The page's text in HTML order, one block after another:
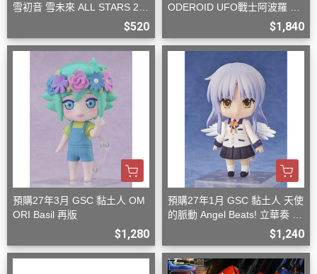
雪初音 雪未來 ALL STARS 20
$520
ODEROID UFO戰士阿波羅 大
$1,840
預購27年3月 GSC 黏土人 OM
ORI Basil 再版
$1,280
預購27年1月 GSC 黏土人 天使
的脈動 Angel Beats! 立華奏 再
$1,240